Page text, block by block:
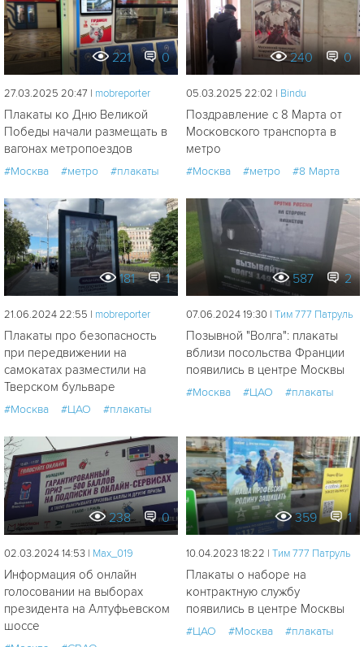
221 0
27.03.2025 20:47 | mobreporter
Плакаты ко Дню Великой
Победы начали размещать в
вагонах метропоездов
#Москва #метро #плакаты
240 0
05.03.2025 22:02 | Bindu
Поздравление с 8 Марта от
Московского транспорта в
метро
#Москва #метро #8 Марта
181 1
21.06.2024 22:55 | mobreporter
Плакаты про безопасность
при передвижении на
самокатах разместили на
Тверском бульваре
#Москва #ЦАО #плакаты
587 2
07.06.2024 19:30 | Tим 777 Патруль
Позывной "Волга": плакаты
вблизи посольства Франции
появились в центре Москвы
#Москва #ЦАО #плакаты
238 0
02.03.2024 14:53 | Мах_019
Информация об онлайн
голосовании на выборах
президента на Алтуфьевском
шоссе
359 1
10.04.2023 18:22 | Tим 777 Патруль
Плакаты о наборе на
контрактную службу
появились в центре Москвы
#ЦАО #Москва #плакаты